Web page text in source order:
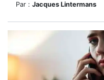
Par : Jacques Lintermans